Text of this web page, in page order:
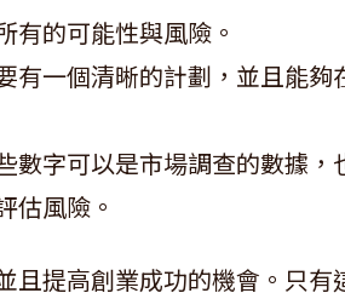
有的可能性與風險。
有一個清晰的計劃，並且能夠
數字可以是市場調查的數據，
估風險。
且提高創業成功的機會。只有